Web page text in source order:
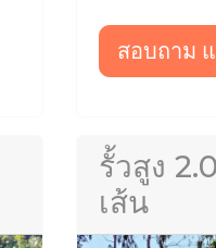
สอบถาม
รั้วสูง
เส้น